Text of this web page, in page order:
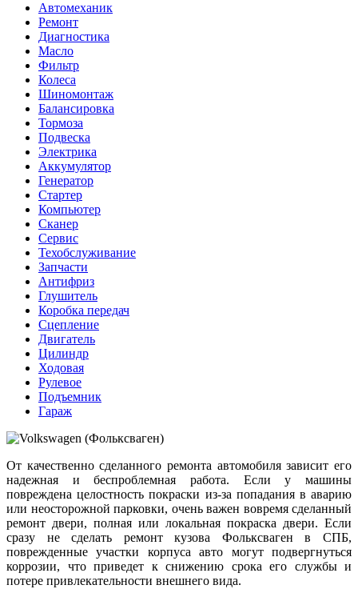
Автомеханик
Ремонт
Диагностика
Масло
Фильтр
Колеса
Шиномонтаж
Балансировка
Тормоза
Подвеска
Электрика
Аккумулятор
Генератор
Стартер
Компьютер
Сканер
Сервис
Техобслуживание
Запчасти
Антифриз
Глушитель
Коробка передач
Сцепление
Двигатель
Цилиндр
Ходовая
Рулевое
Подъемник
Гараж
От качественно сделанного ремонта автомобиля зависит его
надежная и беспроблемная работа. Если у машины
повреждена целостность покраски из-за попадания в аварию
или неосторожной парковки, очень важен вовремя сделанный
ремонт двери, полная или локальная покраска двери. Если
сразу не сделать ремонт кузова Фольксваген в СПБ,
поврежденные участки корпуса авто могут подвергнуться
коррозии, что приведет к снижению срока его службы и
потере привлекательности внешнего вида.